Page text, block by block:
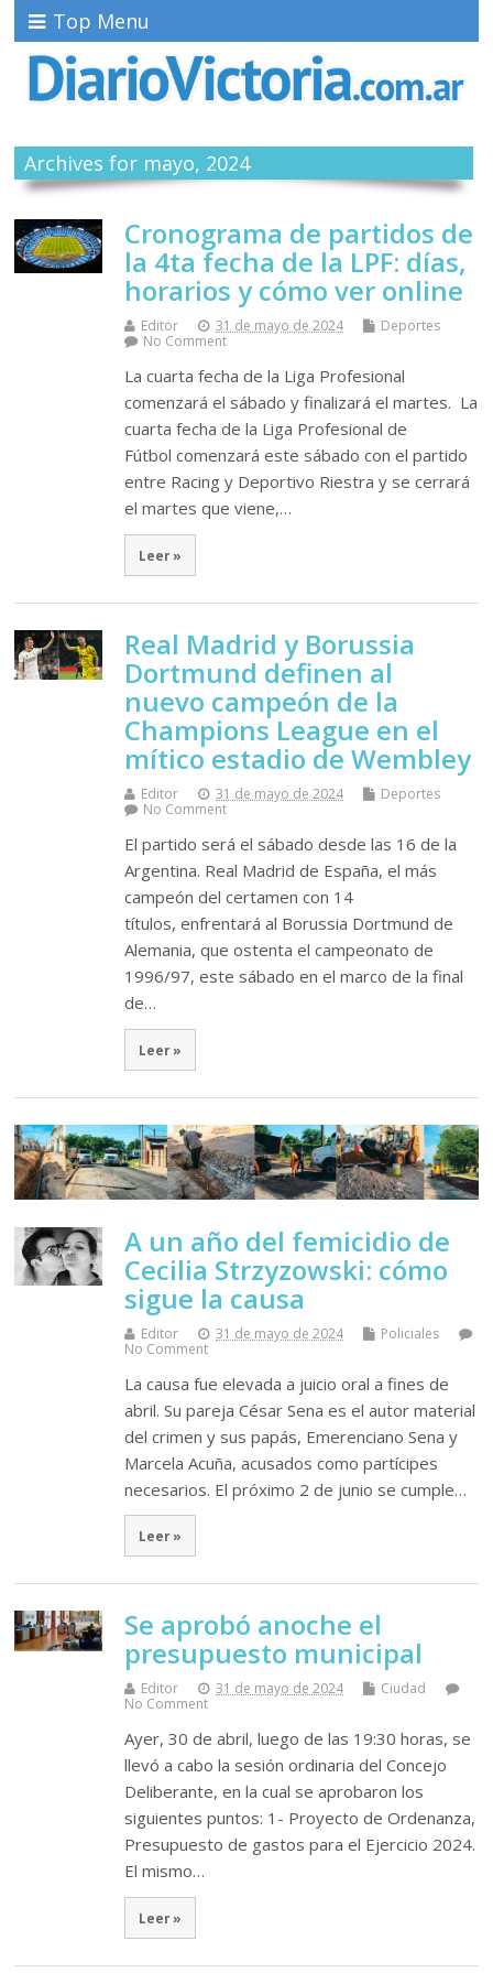
Top Menu
Archives for mayo, 2024
Cronograma de partidos de
la 4ta fecha de la LPF: días,
horarios y cómo ver online
Editor 31 de mayo de 2024
Deportes
No Comment
La cuarta fecha de la Liga Profesional
comenzará el sábado y finalizará el martes. La
cuarta fecha de la Liga Profesional de
Fútbol comenzará este sábado con el partido
entre Racing y Deportivo Riestra y se cerrará
el martes que viene,…
Leer »
Real Madrid y Borussia
Dortmund definen al
nuevo campeón de la
Champions League en el
mítico estadio de Wembley
Editor 31 de mayo de 2024
Deportes
No Comment
El partido será el sábado desde las 16 de la
Argentina. Real Madrid de España, el más
campeón del certamen con 14
títulos, enfrentará al Borussia Dortmund de
Alemania, que ostenta el campeonato de
1996/97, este sábado en el marco de la final
de…
Leer »
A un año del femicidio de
Cecilia Strzyzowski: cómo
sigue la causa
Editor 31 de mayo de 2024
Policiales
No Comment
La causa fue elevada a juicio oral a fines de
abril. Su pareja César Sena es el autor material
del crimen y sus papás, Emerenciano Sena y
Marcela Acuña, acusados como partícipes
necesarios. El próximo 2 de junio se cumple…
Leer »
Se aprobó anoche el
presupuesto municipal
Editor 31 de mayo de 2024
Ciudad
No Comment
Ayer, 30 de abril, luego de las 19:30 horas, se
llevó a cabo la sesión ordinaria del Concejo
Deliberante, en la cual se aprobaron los
siguientes puntos: 1- Proyecto de Ordenanza,
Presupuesto de gastos para el Ejercicio 2024.
El mismo…
Leer »